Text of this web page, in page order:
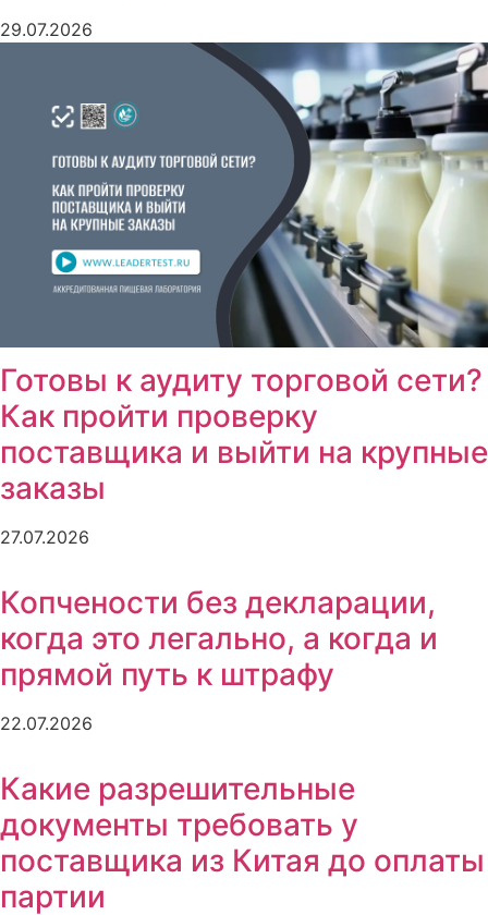
29.07.2026
Готовы к аудиту торговой сети?
Как пройти проверку
поставщика и выйти на крупные
заказы
27.07.2026
Копчености без декларации,
когда это легально, а когда и
прямой путь к штрафу
22.07.2026
Какие разрешительные
документы требовать у
поставщика из Китая до оплаты
партии